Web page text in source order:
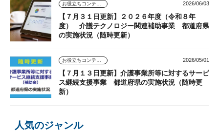
お役立ちコンテンツ 2026/06/03
【７月３１日更新】２０２６年度（令和８年
度） 介護テクノロジー関連補助事業 都道府県
の実施状況（随時更新）
お役立ちコンテンツ 2026/05/01
【７月１３日更新】介護事業所等に対するサービ
ス継続支援事業 都道府県の実施状況（随時更
新）
人気のジャンル